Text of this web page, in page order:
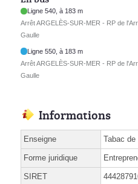
Ligne 540, à 183 m
Arrêt ARGELÈS-SUR-MER - RP de
Gaulle
Ligne 550, à 183 m
Arrêt ARGELÈS-SUR-MER - RP de
Gaulle
Informations
Enseigne Tabac
Forme juridique
SIRET